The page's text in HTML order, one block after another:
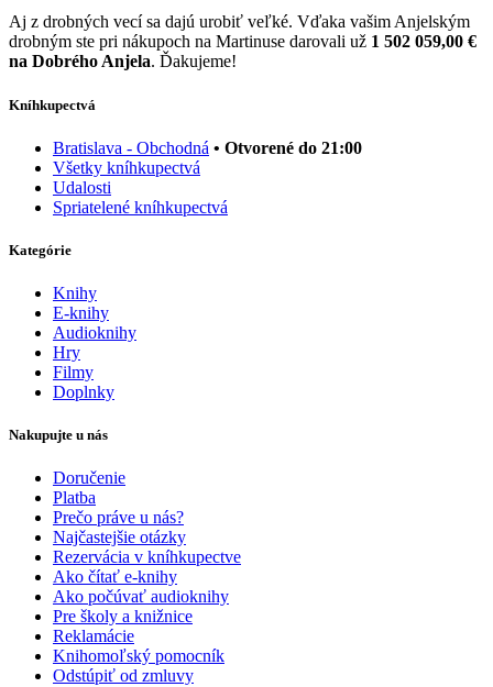
Aj z drobných vecí sa dajú urobiť veľké. Vďaka vašim Anjelským
drobným ste pri nákupoch na Martinuse darovali už 1 502 059,00 €
na Dobrého Anjela. Ďakujeme!
Kníhkupectvá
Bratislava - Obchodná • Otvorené do 21:00
Všetky kníhkupectvá
Udalosti
Spriatelené kníhkupectvá
Kategórie
Knihy
E-knihy
Audioknihy
Hry
Filmy
Doplnky
Nakupujte u nás
Doručenie
Platba
Prečo práve u nás?
Najčastejšie otázky
Rezervácia v kníhkupectve
Ako čítať e-knihy
Ako počúvať audioknihy
Pre školy a knižnice
Reklamácie
Knihomoľský pomocník
Odstúpiť od zmluvy